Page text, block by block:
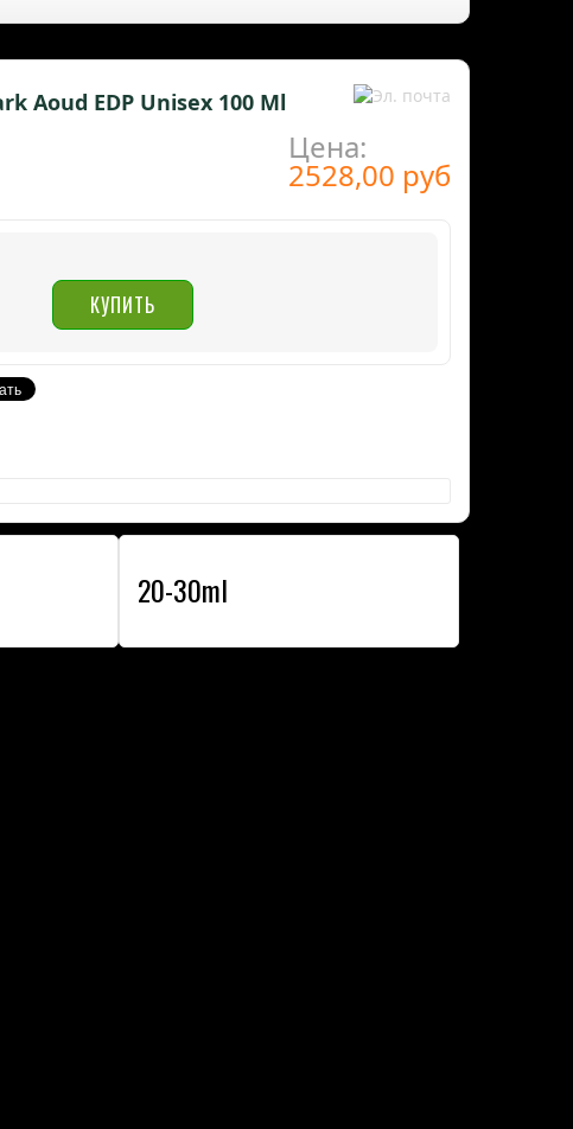
Aoud EDP Unisex 100 Ml
Цена:
2528,00 руб
20-30ml